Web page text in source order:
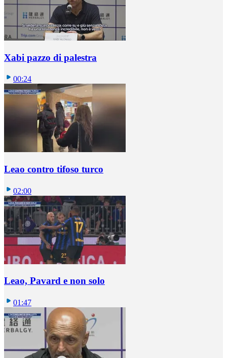
Xabi pazzo di palestra
00:24
Leao contro tifoso turco
02:00
Leao, Pavard e non solo
01:47